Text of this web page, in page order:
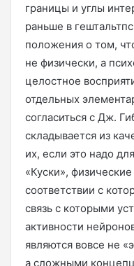
границы и углы
раньше в
положения о том,
не физически, а
целостное
отдельных
согласиться с Дж.
складывается из
их, если это надо
«Куски»,
соответствии с
связь с которыми
активности
являются вовсе не
а сложными